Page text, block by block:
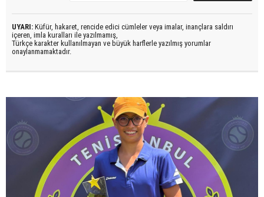
UYARI: Küfür, hakaret, rencide edici cümleler veya imalar, inançlara saldırı
içeren, imla kuralları ile yazılmamış,
Türkçe karakter kullanılmayan ve büyük harflerle yazılmış yorumlar
onaylanmamaktadır.